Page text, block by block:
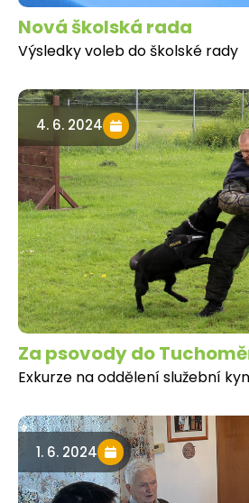
Nová školská rada
Výsledky voleb do školské rady
4. 6. 2024
Za psovody do
Exkurze na oddělení služební
1. 6. 2024